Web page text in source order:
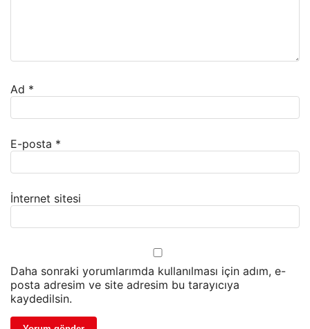
Ad *
E-posta *
İnternet sitesi
Daha sonraki yorumlarımda kullanılması için adım, e-
posta adresim ve site adresim bu tarayıcıya
kaydedilsin.